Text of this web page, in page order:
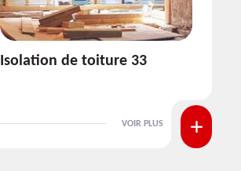
Pose et nettoyage de
VOIR PLUS